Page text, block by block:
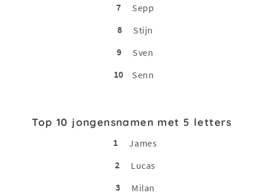
7
Sepp
8
Stijn
9
Sven
10
Senn
Top 10 jongensnamen met 5 letters
1
James
2
Lucas
3
Milan